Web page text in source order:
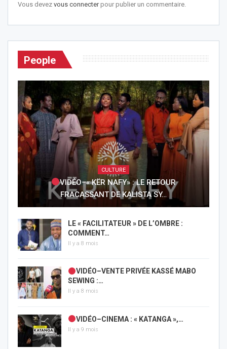
Vous devez vous connecterpour publier un commentaire.
People
CULTURE
VIDÉO–« KËR NAFY» : LE RETOUR
FRACASSANT DE KALISTA SY…
LE « FACILITATEUR » DE L’OMBRE :
COMMENT…
Il y a 8 mois
VIDÉO–VENTE PRIVÉE KASSÉ MABO
SEWING :…
Il y a 8 mois
VIDÉO–CINEMA : « KATANGA »,…
Il y a 9 mois